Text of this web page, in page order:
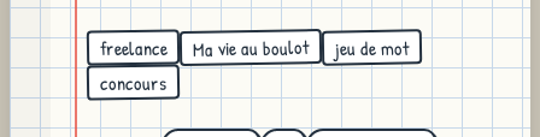
freelance Ma vie au boulot jeu de mot
concours